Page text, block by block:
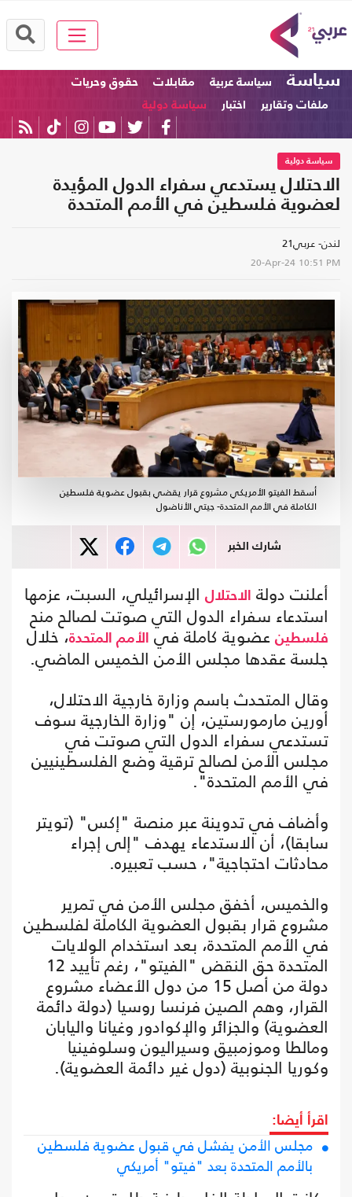
سياسة سياسة عربية مقابلات
حقوق وحريات
ملفات وتقارير
اختبار سياسة دولية
سياسة دولية
الاحتلال يستدعي سفراء الدول المؤيدة
لعضوية فلسطين في الأمم المتحدة
لندن- عربي21
20-Apr-24 10:51 PM
أسقط الفيتو الأمريكي مشروع قرار يقضي بقبول عضوية فلسطين
الكاملة في الأمم المتحدة- جيتي الأناضول
شارك الخبر
أعلنت دولة الاحتلال الإسرائيلي، السبت، عزمها
استدعاء سفراء الدول التي صوتت لصالح منح
فلسطين عضوية كاملة في الأمم المتحدة، خلال
جلسة عقدها مجلس الأمن الخميس الماضي.
وقال المتحدث باسم وزارة خارجية الاحتلال،
أورين مارمورستين، إن "وزارة الخارجية سوف
تستدعي سفراء الدول التي صوتت في
مجلس الأمن لصالح ترقية وضع الفلسطينيين
في الأمم المتحدة".
وأضاف في تدوينة عبر منصة "إكس" (تويتر
سابقا)، أن الاستدعاء يهدف "إلى إجراء
محادثات احتجاجية"، حسب تعبيره.
والخميس، أخفق مجلس الأمن في تمرير
مشروع قرار بقبول العضوية الكاملة لفلسطين
في الأمم المتحدة، بعد استخدام الولايات
المتحدة حق النقض "الفيتو"، رغم تأييد 12
دولة من أصل 15 من دول الأعضاء مشروع
القرار، وهم الصين فرنسا روسيا (دولة دائمة
العضوية) والجزائر والإكوادور وغيانا واليابان
ومالطا وموزمبيق وسيراليون وسلوفينيا
وكوريا الجنوبية (دول غير دائمة العضوية).
اقرأ أيضا:
مجلس الأمن يفشل في قبول عضوية فلسطين
بالأمم المتحدة بعد "فيتو" أمريكي